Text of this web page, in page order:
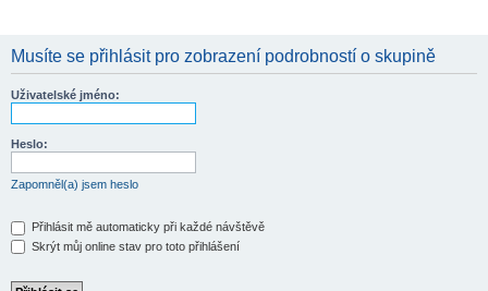
Musíte se přihlásit pro zobrazení podrobností o skupině
Uživatelské jméno:
Heslo:
Zapomněl(a) jsem heslo
Přihlásit mě automaticky při každé návštěvě
Skrýt můj online stav pro toto přihlášení